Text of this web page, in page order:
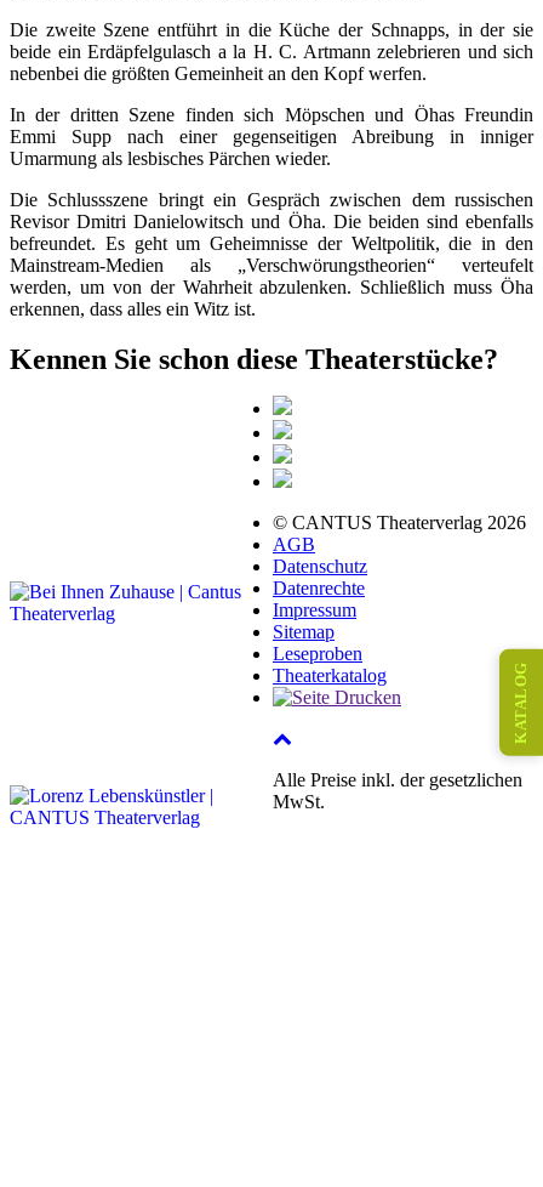
Die zweite Szene entführt in die Küche der Schnapps, in der sie
beide ein Erdäpfelgulasch a la H. C. Artmann zelebrieren und sich
nebenbei die größten Gemeinheit an den Kopf werfen.
In der dritten Szene finden sich Möpschen und Öhas Freundin
Emmi Supp nach einer gegenseitigen Abreibung in inniger
Umarmung als lesbisches Pärchen wieder.
Die Schlussszene bringt ein Gespräch zwischen dem russischen
Revisor Dmitri Danielowitsch und Öha. Die beiden sind ebenfalls
befreundet. Es geht um Geheimnisse der Weltpolitik, die in den
Mainstream-Medien als „Verschwörungstheorien“ verteufelt
werden, um von der Wahrheit abzulenken. Schließlich muss Öha
erkennen, dass alles ein Witz ist.
Kennen Sie schon diese Theaterstücke?
© CANTUS Theaterverlag 2026
AGB
Datenschutz
Datenrechte
Impressum
Sitemap
Leseproben
Theaterkatalog
Alle Preise inkl. der gesetzlichen
MwSt.
KATALOG